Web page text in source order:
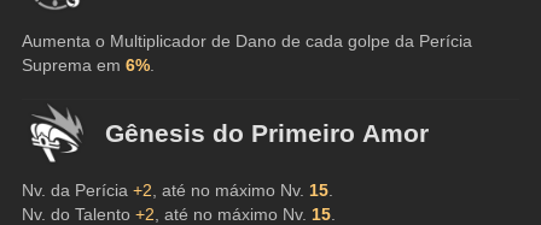
Aumenta o Multiplicador de Dano de cada golpe da Perícia
Suprema em 6%
Gênesis do Primeiro Amor
Nv. da Perícia +2 , até no máximo Nv. 15
Nv. do Talento +2 , até no máximo Nv. 15